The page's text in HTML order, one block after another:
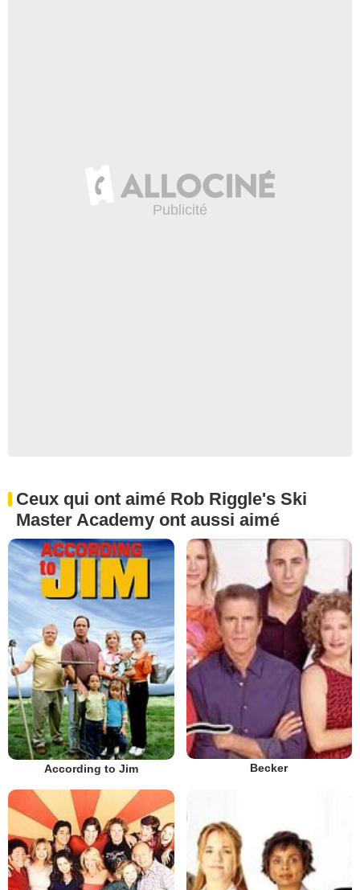
Ceux qui ont aimé Rob Riggle's Ski
Master Academy ont aussi aimé
According to Jim Becker